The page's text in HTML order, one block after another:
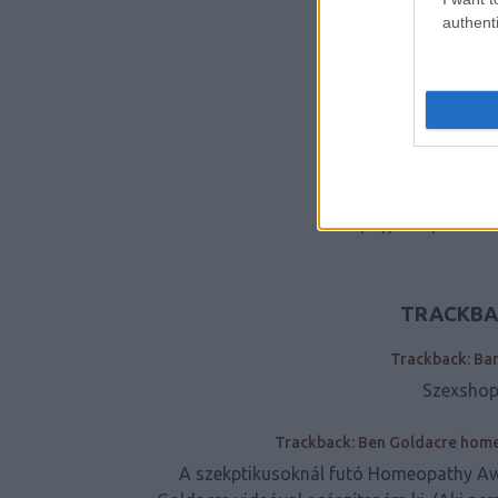
A
https://
Trackback:
Trackback: Ben Goldacre
A szekptikusoknál futó Homeopathy